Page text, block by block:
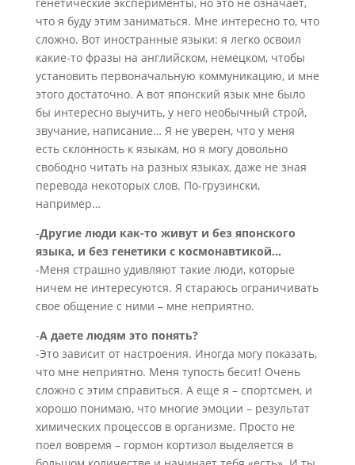
что я буду этим заниматься. Мне интересно то, что
сложно. Вот иностранные языки: я легко освоил
какие-то фразы на английском, немецком, чтобы
установить первоначальную коммуникацию, и мне
этого достаточно. А вот японский язык мне было
бы интересно выучить, у него необычный строй,
звучание, написание… Я не уверен, что у меня
есть склонность к языкам, но я могу довольно
свободно читать на разных языках, даже не зная
перевода некоторых слов. По-грузински,
например…
-Другие люди как-то живут и без японского
языка, и без генетики с космонавтикой…
-Меня страшно удивляют такие люди, которые
ничем не интересуются. Я стараюсь ограничивать
свое общение с ними – мне неприятно.
-А даете людям это понять?
-Это зависит от настроения. Иногда могу показать,
что мне неприятно. Меня тупость бесит! Очень
сложно с этим справиться. А еще я – спортсмен, и
хорошо понимаю, что многие эмоции – результат
химических процессов в организме. Просто не
поел вовремя – гормон кортизол выделяется в